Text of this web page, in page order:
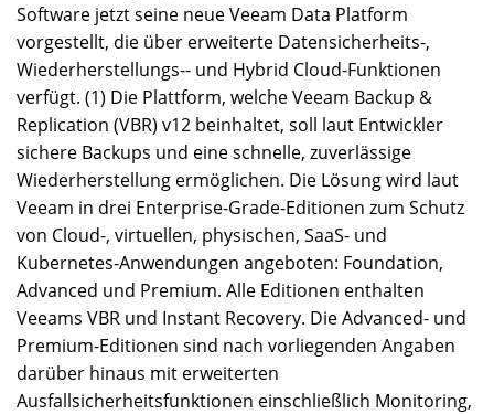
Software jetzt seine neue Veeam Data Platform
vorgestellt, die über erweiterte Datensicherheits-,
Wiederherstellungs-- und Hybrid Cloud-Funktionen
verfügt. (1) Die Plattform, welche Veeam Backup &
Replication (VBR) v12 beinhaltet, soll laut Entwickler
sichere Backups und eine schnelle, zuverlässige
Wiederherstellung ermöglichen. Die Lösung wird laut
Veeam in drei Enterprise-Grade-Editionen zum Schutz
von Cloud-, virtuellen, physischen, SaaS- und
Kubernetes-Anwendungen angeboten: Foundation,
Advanced und Premium. Alle Editionen enthalten
Veeams VBR und Instant Recovery. Die Advanced- und
Premium-Editionen sind nach vorliegenden Angaben
darüber hinaus mit erweiterten
Ausfallsicherheitsfunktionen einschließlich Monitoring,